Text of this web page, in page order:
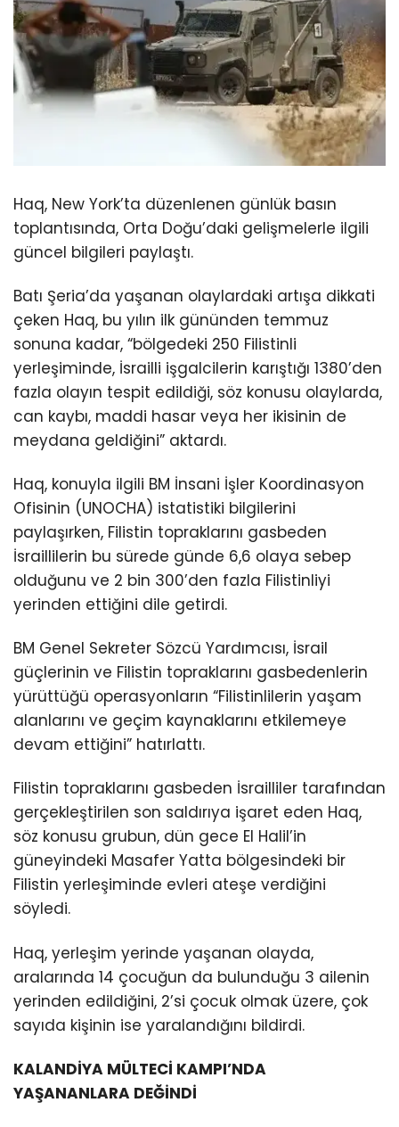
Haq, New York’ta düzenlenen günlük basın
toplantısında, Orta Doğu’daki gelişmelerle ilgili
güncel bilgileri paylaştı.
Batı Şeria’da yaşanan olaylardaki artışa dikkati
çeken Haq, bu yılın ilk gününden temmuz
sonuna kadar, “bölgedeki 250 Filistinli
yerleşiminde, İsrailli işgalcilerin karıştığı 1380’den
fazla olayın tespit edildiği, söz konusu olaylarda,
can kaybı, maddi hasar veya her ikisinin de
meydana geldiğini” aktardı.
Haq, konuyla ilgili BM İnsani İşler Koordinasyon
Ofisinin (UNOCHA) istatistiki bilgilerini
paylaşırken, Filistin topraklarını gasbeden
İsraillilerin bu sürede günde 6,6 olaya sebep
olduğunu ve 2 bin 300’den fazla Filistinliyi
yerinden ettiğini dile getirdi.
BM Genel Sekreter Sözcü Yardımcısı, İsrail
güçlerinin ve Filistin topraklarını gasbedenlerin
yürüttüğü operasyonların “Filistinlilerin yaşam
alanlarını ve geçim kaynaklarını etkilemeye
devam ettiğini” hatırlattı.
Filistin topraklarını gasbeden İsrailliler tarafından
gerçekleştirilen son saldırıya işaret eden Haq,
söz konusu grubun, dün gece El Halil’in
güneyindeki Masafer Yatta bölgesindeki bir
Filistin yerleşiminde evleri ateşe verdiğini
söyledi.
Haq, yerleşim yerinde yaşanan olayda,
aralarında 14 çocuğun da bulunduğu 3 ailenin
yerinden edildiğini, 2’si çocuk olmak üzere, çok
sayıda kişinin ise yaralandığını bildirdi.
KALANDİYA MÜLTECİ KAMPI’NDA
YAŞANANLARA DEĞİNDİ